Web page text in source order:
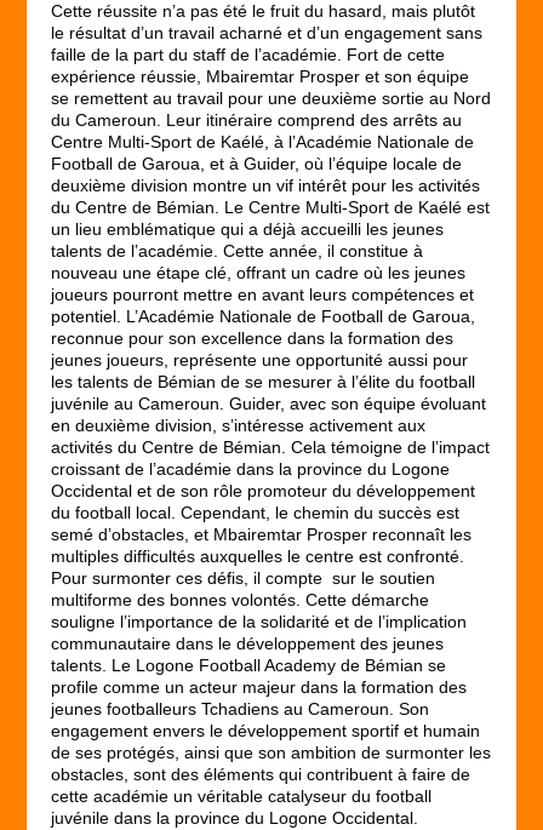
Cette réussite n’a pas été le fruit du hasard, mais plutôt
le résultat d’un travail acharné et d’un engagement sans
faille de la part du staff de l’académie. Fort de cette
expérience réussie, Mbairemtar Prosper et son équipe
se remettent au travail pour une deuxième sortie au Nord
du Cameroun. Leur itinéraire comprend des arrêts au
Centre Multi-Sport de Kaélé, à l’Académie Nationale de
Football de Garoua, et à Guider, où l’équipe locale de
deuxième division montre un vif intérêt pour les activités
du Centre de Bémian. Le Centre Multi-Sport de Kaélé est
un lieu emblématique qui a déjà accueilli les jeunes
talents de l’académie. Cette année, il constitue à
nouveau une étape clé, offrant un cadre où les jeunes
joueurs pourront mettre en avant leurs compétences et
potentiel. L’Académie Nationale de Football de Garoua,
reconnue pour son excellence dans la formation des
jeunes joueurs, représente une opportunité aussi pour
les talents de Bémian de se mesurer à l’élite du football
juvénile au Cameroun. Guider, avec son équipe évoluant
en deuxième division, s’intéresse activement aux
activités du Centre de Bémian. Cela témoigne de l’impact
croissant de l’académie dans la province du Logone
Occidental et de son rôle promoteur du développement
du football local. Cependant, le chemin du succès est
semé d’obstacles, et Mbairemtar Prosper reconnaît les
multiples difficultés auxquelles le centre est confronté.
Pour surmonter ces défis, il compte sur le soutien
multiforme des bonnes volontés. Cette démarche
souligne l’importance de la solidarité et de l’implication
communautaire dans le développement des jeunes
talents. Le Logone Football Academy de Bémian se
profile comme un acteur majeur dans la formation des
jeunes footballeurs Tchadiens au Cameroun. Son
engagement envers le développement sportif et humain
de ses protégés, ainsi que son ambition de surmonter les
obstacles, sont des éléments qui contribuent à faire de
cette académie un véritable catalyseur du football
juvénile dans la province du Logone Occidental.